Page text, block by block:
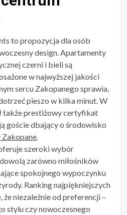
to propozycja dla osób
design. Apartamenty
czerni i bieli są
w najwyższej jakości
sercu Zakopanego sprawia,
pieszo w kilka minut. W
także prestiżowy certyfikat
goście dbający o środowisko
szeroki wybór
zarówno miłośników
spokojnego wypoczynku
Ranking najpiękniejszych
niezależnie od preferencji –
stylu czy nowoczesnego